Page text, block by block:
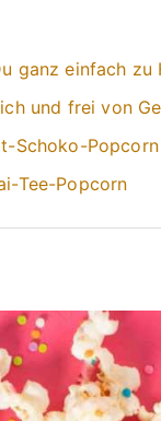
ganz einfach zu
und frei von
Schoko-Popcorn
Tee-Popcorn